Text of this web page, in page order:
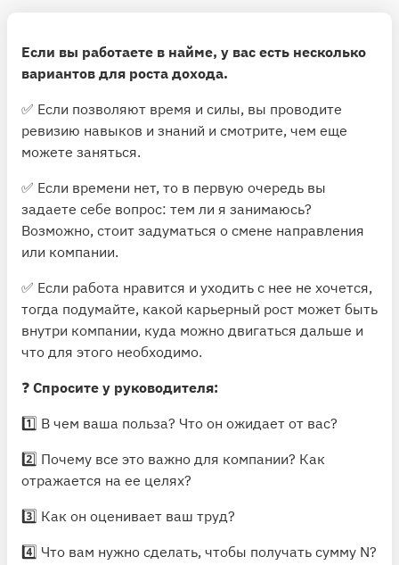
Если вы работаете в найме, у вас есть несколько
вариантов для роста дохода.
✅ Если позволяют время и силы, вы проводите
ревизию навыков и знаний и смотрите, чем еще
можете заняться.
✅ Если времени нет, то в первую очередь вы
задаете себе вопрос: тем ли я занимаюсь?
Возможно, стоит задуматься о смене направления
или компании.
✅ Если работа нравится и уходить с нее не хочется,
тогда подумайте, какой карьерный рост может быть
внутри компании, куда можно двигаться дальше и
что для этого необходимо.
❓ Спросите у руководителя:
1️⃣ В чем ваша польза? Что он ожидает от вас?
2️⃣ Почему все это важно для компании? Как
отражается на ее целях?
3️⃣ Как он оценивает ваш труд?
4️⃣ Что вам нужно сделать, чтобы получать сумму N?